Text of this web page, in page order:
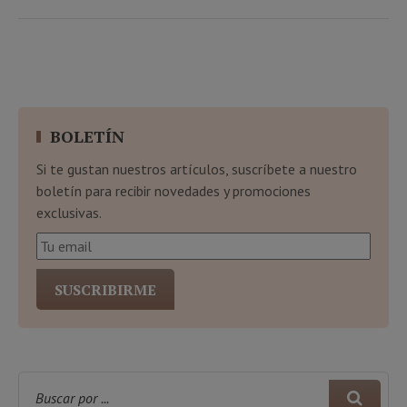
BOLETÍN
Si te gustan nuestros artículos, suscríbete a nuestro
boletín para recibir novedades y promociones
exclusivas.